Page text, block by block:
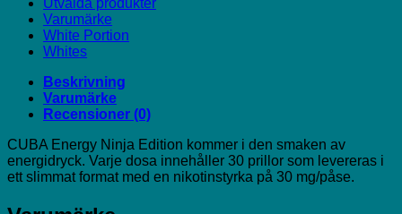
Varumärke
White Portion
Whites
Beskrivning
Varumärke
Recensioner (0)
CUBA Energy Ninja Edition kommer i den smaken av
energidryck. Varje dosa innehåller 30 prillor som levereras i
ett slimmat format med en nikotinstyrka på 30 mg/påse.